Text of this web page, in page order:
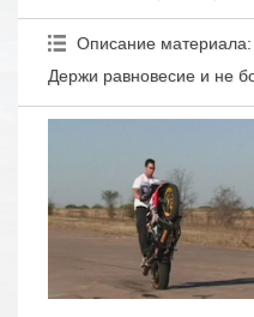
Описание материала:
Держи равновесие и не